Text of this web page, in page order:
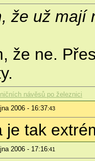
že už mají
že ne.
návěsů po železnici
2006 - 16:37:43
je tak
2006 - 17:16:41